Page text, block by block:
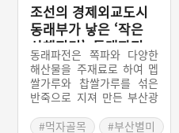
조선의 경제외교도시
동래부가 낳은 ‘작은
산해진미’, 동래파전
동래파전은 쪽파와 다양한
해산물을 주재료로 하여 멥
쌀가루와 찹쌀가루를 섞은
반죽으로 지져 만든 부산광
다. 부산광역시 동래구는 조
#먹자골목
#부산별미